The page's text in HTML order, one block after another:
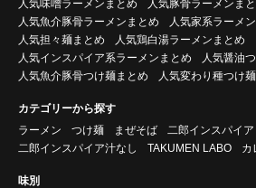
人気味噌ラーメンまとめ
人気豚骨ラーメンま
人気魚介豚骨ラーメンまとめ
人気家系ラーメ
人気担々麺まとめ
人気鶏白湯ラーメンまとめ
人気インスパイア系ラーメンまとめ
人気醤油
人気魚介豚骨つけ麺まとめ
人気変わり種つけ
カテゴリーから探す
ラーメン
つけ麺 まぜそば
二郎インスパイア
二郎インスパイア汁なし
TAKUMEN LABO カ
味別